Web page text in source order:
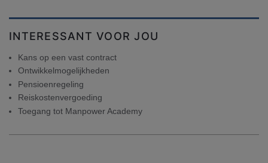
INTERESSANT VOOR JOU
Kans op een vast contract
Ontwikkelmogelijkheden
Pensioenregeling
Reiskostenvergoeding
Toegang tot Manpower Academy